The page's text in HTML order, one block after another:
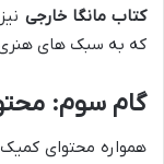
کتاب مانگا خارجی
که به سبک های هنری
گام سوم:
همواره محتوای